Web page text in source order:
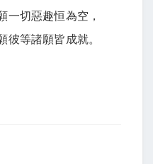
一切惡趣恒為空，
彼等諸願皆成就。